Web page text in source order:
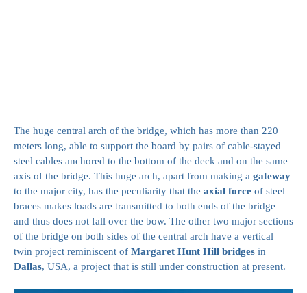
The huge central arch of the bridge, which has more than 220
meters long, able to support the board by pairs of cable-stayed
steel cables anchored to the bottom of the deck and on the same
axis of the bridge. This huge arch, apart from making a gateway
to the major city, has the peculiarity that the axial force of steel
braces makes loads are transmitted to both ends of the bridge
and thus does not fall over the bow. The other two major sections
of the bridge on both sides of the central arch have a vertical
twin project reminiscent of Margaret Hunt Hill bridges in
Dallas, USA, a project that is still under construction at present.